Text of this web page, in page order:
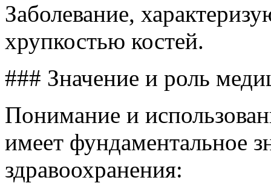
Заболевание,
хрупкостью костей.
### Значение и роль
Понимание и
имеет фундаментальное
здравоохранения: